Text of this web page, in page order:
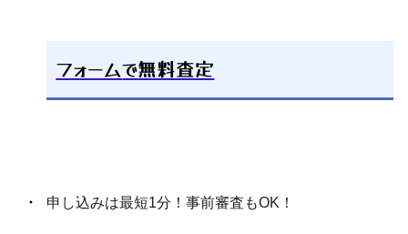
フォームで無料査定
申し込みは最短1分！事前審査もOK！